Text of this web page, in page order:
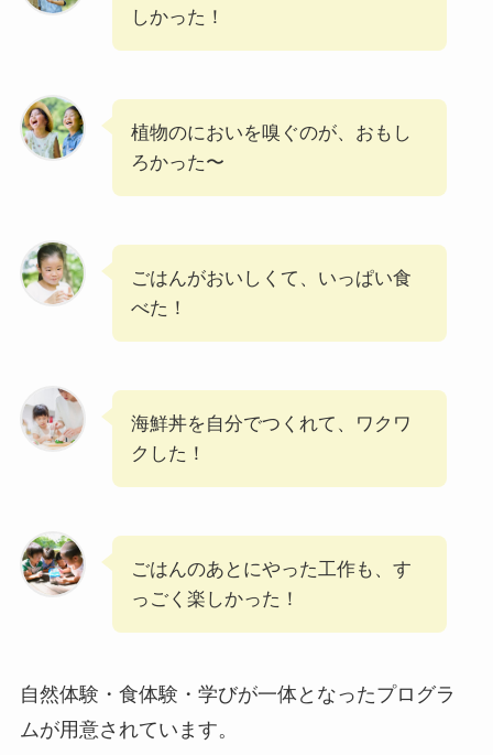
しかった！
植物のにおいを嗅ぐのが、おもし
ろかった〜
ごはんがおいしくて、いっぱい食
べた！
海鮮丼を自分でつくれて、ワクワ
クした！
ごはんのあとにやった工作も、す
っごく楽しかった！
自然体験・食体験・学びが一体となったプログラ
ムが用意されています。